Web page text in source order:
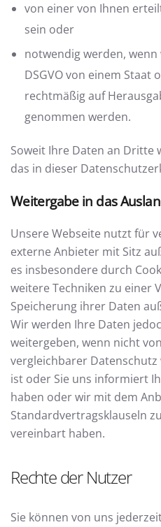
von einer von Ihnen
sein oder
notwendig werden, wenn
DSGVO von einem Staat
rechtmäßig auf
genommen werden.
Soweit Ihre Daten an Dritte
das in dieser
Weitergabe in das
Unsere Webseite nutzt für
externe Anbieter mit Sitz
es insbesondere durch
weitere Techniken zu einer
Speicherung ihrer Daten
Wir werden Ihre Daten
weitergeben, wenn nicht
vergleichbarer
ist oder Sie uns informiert
haben oder wir mit dem
Standardvertragsklauseln
vereinbart haben.
Rechte der Nutzer
Sie können von uns